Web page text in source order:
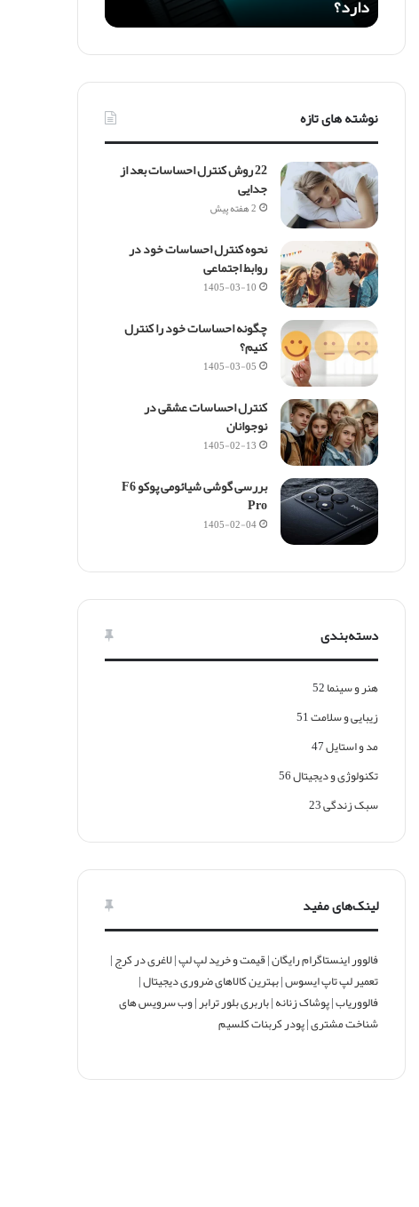
پ
و
7
؛
ر
ز
ش
خ
ر
ی
د
د
ر
د
؟
دارد؟
نوشته های تازه
22 روش کنترل احساسات بعد از
جدایی
2 هفته پیش
نحوه کنترل احساسات خود در
روابط اجتماعی
1405-03-10
چگونه احساسات خود را کنترل
کنیم؟
1405-03-05
کنترل احساسات عشقی در
نوجوانان
1405-02-13
بررسی گوشی شیائومی پوکو F6
Pro
1405-02-04
دسته‌بندی
هنر و سینما52
زیبایی و سلامت51
مد و استایل47
تکنولوژی و دیجیتال56
سبک زندگی23
لینک‌های مفید
فالوور اینستاگرام رایگان|قیمت و خرید لپ لپ|لاغری در کرج|
تعمیر لپ تاپ ایسوس|بهترین کالاهای ضروری دیجیتال|
فالووریاب|پوشاک زنانه|باربری بلور ترابر|وب سرویس های
شناخت مشتری|پودر کربنات کلسیم